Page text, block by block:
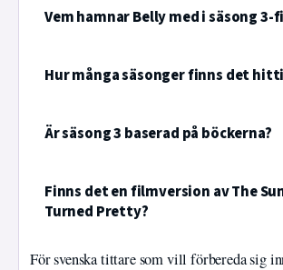
Vem hamnar Belly med i säsong 3-
Hur många säsonger finns det
Är säsong 3 baserad på böckerna?
Finns det en filmversion av The
Turned Pretty?
För svenska tittare som vill förbereda sig